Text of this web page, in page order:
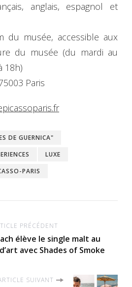
anglais, espagnol et
du musée, accessible aux
du musée (du mardi au
18h)
Paris
DE GUERNICA"
LUXE
PARIS
PRÉCÉDENT
élève le single malt au
avec Shades of Smoke
SUIVANT